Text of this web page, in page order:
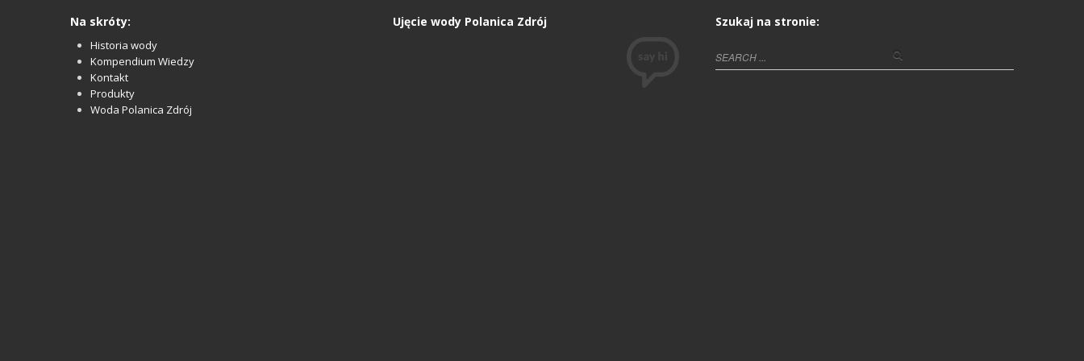
Na skróty:
Historia wody
Kompendium Wiedzy
Kontakt
Produkty
Woda Polanica Zdrój
Ujęcie wody Polanica Zdrój Szukaj na stronie: